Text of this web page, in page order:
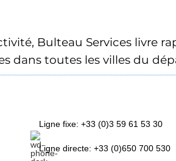
Bulteau Services livre
dans toutes les villes du
Ligne fixe: +33 (0)3 59 61 53 30
Ligne directe: +33 (0)650 700 530